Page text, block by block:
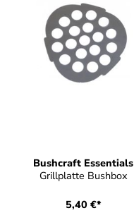
Bushcraft Essentials
Grillplatte Bushbox
5,40 €*